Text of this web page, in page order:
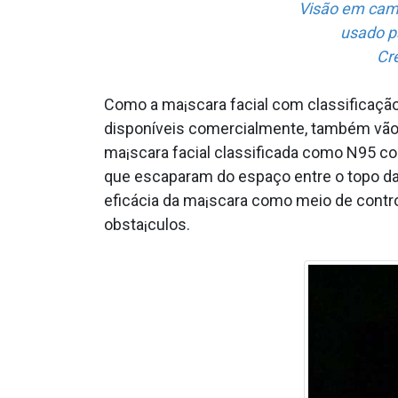
Visão em
usado
Como a ma¡scara facial com
disponí­veis comercialmente, também
ma¡scara facial classificada como N95
que escaparam do espaço entre o topo
eficácia da ma¡scara como meio de
obsta¡culos.